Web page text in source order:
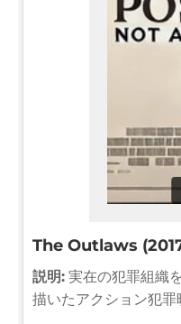
The Outlaws
説明: 実在の犯罪組織
描いたアクション犯罪